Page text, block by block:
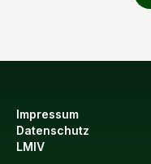
Impressum
Datenschutz
LMIV